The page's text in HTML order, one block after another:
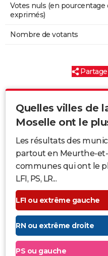
Votes nuls (en pourcentage
exprimés)
Nombre de votants
Quelles villes de
Moselle ont le
Les résultats des
partout en Meurthe-et-
communes qui ont le
LFI, PS, LR...
LFI ou extrême gauche
RN ou extrême droite
PS ou gauche